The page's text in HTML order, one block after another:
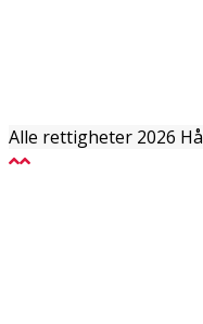
Alle rettigheter 2026